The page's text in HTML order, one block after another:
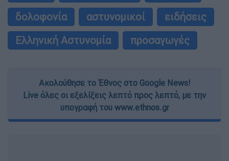
δολοφονία
αστυνομικοί
ειδήσεις
Ελληνική Αστυνομία
προσαγωγές
Ακολούθησε το Έθνος στο Google News!
Live όλες οι εξελίξεις λεπτό προς λεπτό, με την
υπογραφή του www.ethnos.gr